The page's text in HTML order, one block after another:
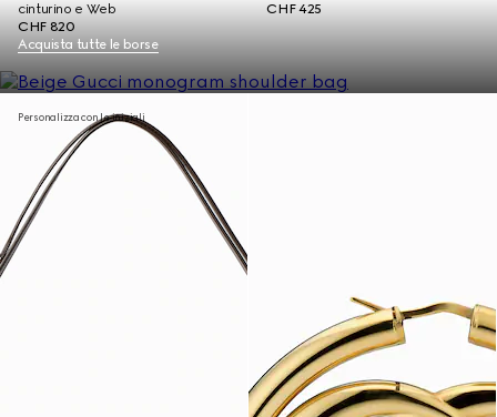
cinturino e Web
CHF 820
CHF 425
Acquista tutte le borse
Personalizza con le iniziali